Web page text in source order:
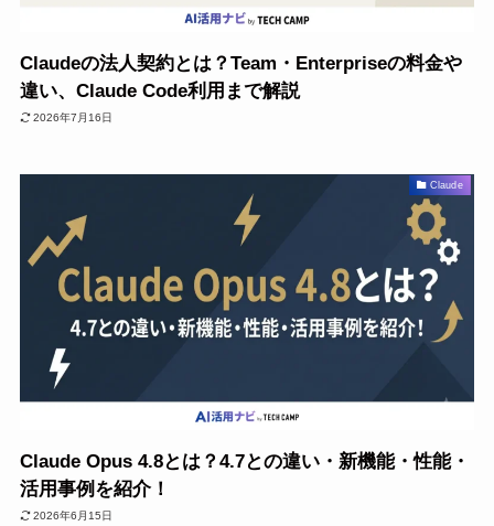
Claudeの法人契約とは？Team・Enterpriseの料金や
違い、Claude Code利用まで解説
2026年7月16日
Claude
Claude Opus 4.8とは？4.7との違い・新機能・性能・
活用事例を紹介！
2026年6月15日